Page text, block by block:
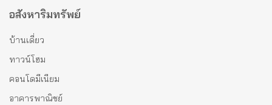
อสังหาริมทรัพย์
บ้านเดี่ยว
ทาวน์โฮม
คอนโดมีเนียม
อาคารพาณิชย์